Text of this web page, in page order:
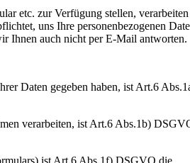
etc. zur Verfügung stellen,
uns Ihre personenbezogenen
Ihnen auch nicht per E-Mail antworten.
Daten gegeben haben, ist Art.6
verarbeiten, ist Art.6 Abs.1b)
ist Art.6 Abs.1f) DSGVO die